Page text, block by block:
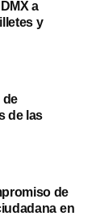
a
y
de
de las
de
en